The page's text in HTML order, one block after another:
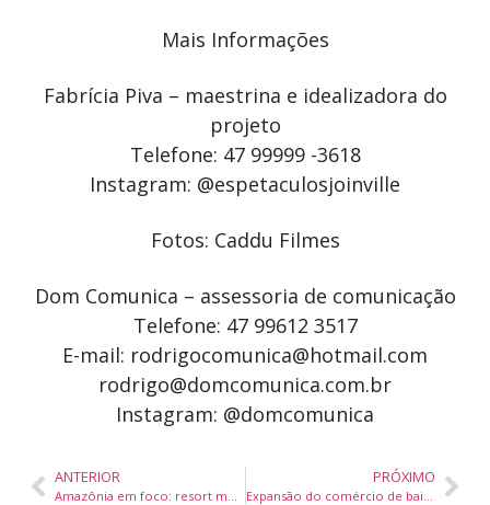
Mais Informações
Fabrícia Piva – maestrina e idealizadora do
projeto
Telefone: 47 99999 -3618
Instagram: @espetaculosjoinville
Fotos: Caddu Filmes
Dom Comunica – assessoria de comunicação
Telefone: 47 99612 3517
E-mail: rodrigocomunica@hotmail.com
rodrigo@domcomunica.com.br
Instagram: @domcomunica
ANTERIOR
Amazônia em foco: resort multipropriedade em SC adota paisagismo biofílico e temático
PRÓXIMO
Expansão do comércio de bairro impulsiona valorização imobiliária